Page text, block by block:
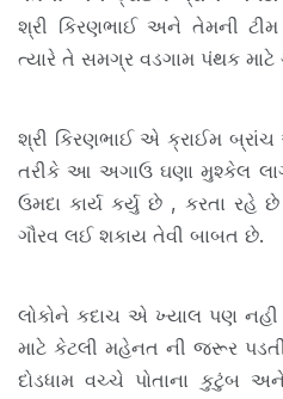
શ્રી કિરણભાઈ અને તેમની
ત્યારે તે સમગ્ર વડગામ પંથક માટે
શ્રી કિરણભાઈ એ ક્રાઈમ બ્રાંચ
તરીકે આ અગાઉ ઘણા મુશ્કેલ
ઉમદા કાર્ય કર્યુ છે , કરતા
ગૌરવ લઈ શકાય તેવી બાબત છે.
લોકોને કદાચ એ ખ્યાલ પણ
માટે કેટલી મહેનત ની જરૂર
દોડધામ વચ્ચે પોતાના કુટુંબ